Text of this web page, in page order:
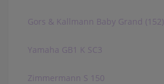
Gors & Kallmann Baby Grand (152)
Yamaha GB1 K SC3
Zimmermann S 150